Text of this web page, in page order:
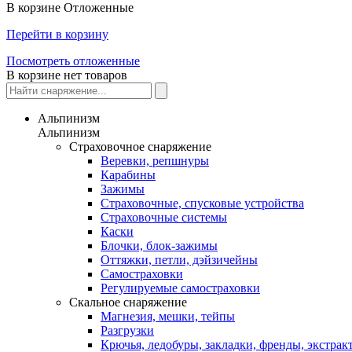
В корзине Отложенные
Перейти в корзину
Посмотреть отложенные
В корзине нет товаров
Альпинизм
Альпинизм
Страховочное снаряжение
Веревки, репшнуры
Карабины
Зажимы
Страховочные, спусковые устройства
Страховочные системы
Каски
Блочки, блок-зажимы
Оттяжки, петли, дэйзичейны
Самостраховки
Регулируемые самостраховки
Скальное снаряжение
Магнезия, мешки, тейпы
Разгрузки
Крючья, ледобуры, закладки, френды,